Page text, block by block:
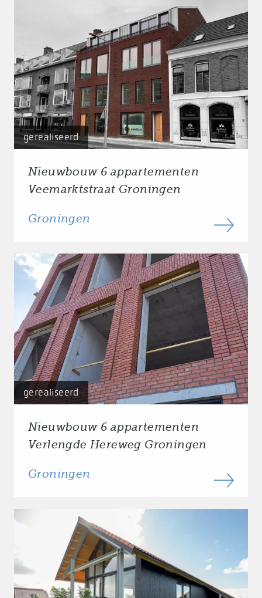
gerealiseerd
Nieuwbouw 6 appartementen
Veemarktstraat Groningen
Groningen
gerealiseerd
Nieuwbouw 6 appartementen
Verlengde Hereweg Groningen
Groningen